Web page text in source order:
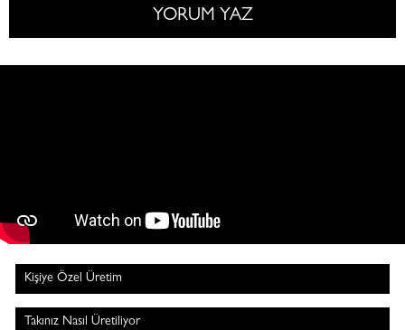
YORUM YAZ
Kişiye Özel Üretim
Takınız Nasıl Üretiliyor